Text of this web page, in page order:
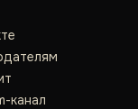
канал